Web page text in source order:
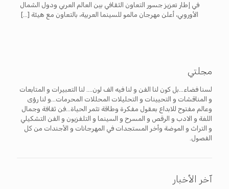
في إطار تعزيز جسور التعاون الثقافي بين العالم العربي ودول الشمال
الأوروبي، أعلن مهرجان مالمو للسينما العربية، بالتعاون مع هيئة […]
مجلتي
لسنا فضاء...بل كون لنا الفن و لنا فيه الف لون.... لنا التعبيرات و المتابعات
و المناقشات و التحيينات و التحليلات المحللات المحرمات...و لنا رؤى
وعالم مفتوح للابداع بعقول مفكرة وطاقة تثمر الحياة...فن ثقافة وجمال
اللغة و الادب و الرقص و المسرح و السينما و التلفزيون و الفن التشكيلي
و التراث و الموضة وأخر المستجدات في المهرجانات و الأجندات من كل
الفصول.
آخر الأخبار